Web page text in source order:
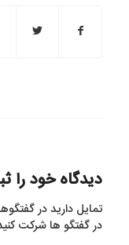
دیدگاه خود را
تمایل دارید در
در گفتگو ها شرکت